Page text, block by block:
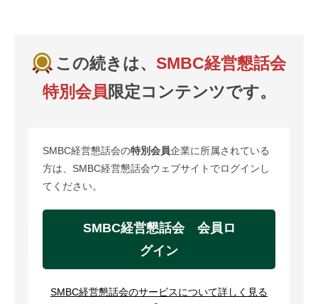
この続きは、SMBC経営懇話会
特別会員 限定コンテンツです。
SMBC経営懇話会の特別会員企業に所属されている
方は、SMBC経営懇話会ウェブサイトでログインし
てください。
SMBC経営懇話会 会員ロ
グイン
SMBC経営懇話会のサービスについて詳しく見る